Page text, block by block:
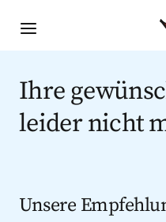
Ihre
leider nicht
Unsere